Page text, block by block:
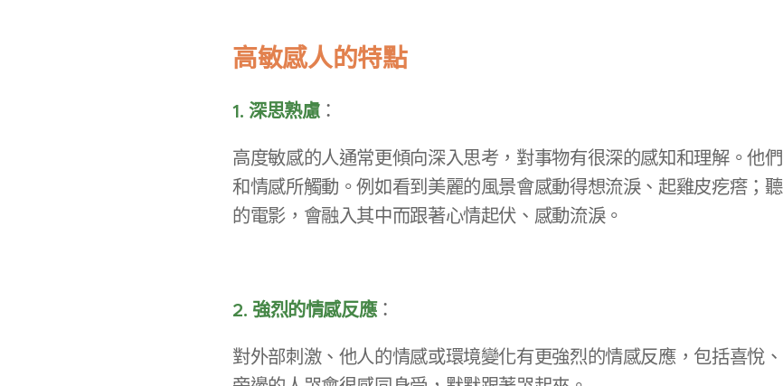
高敏感人的特點
1. 深思熟慮：
高度敏感的人通常更傾向深入思考，對事物有很深的感知和理解。他
和情感所觸動。例如看到美麗的風景會感動得想流淚、起雞皮疙瘩；
的電影，會融入其中而跟著心情起伏、感動流淚。
2. 強烈的情感反應：
對外部刺激、他人的情感或環境變化有更強烈的情感反應，包括喜悅